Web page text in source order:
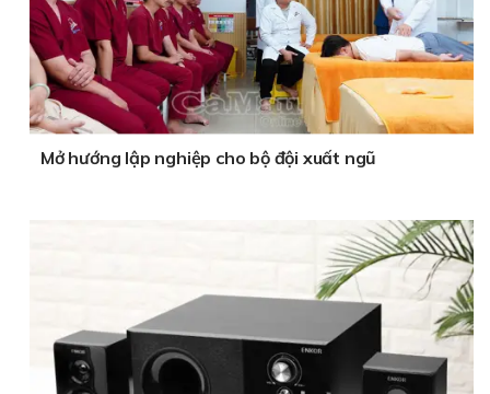
Mở hướng lập nghiệp cho bộ đội xuất ngũ